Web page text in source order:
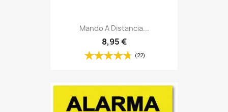
Mando A Distancia...
8,95 €
(22)